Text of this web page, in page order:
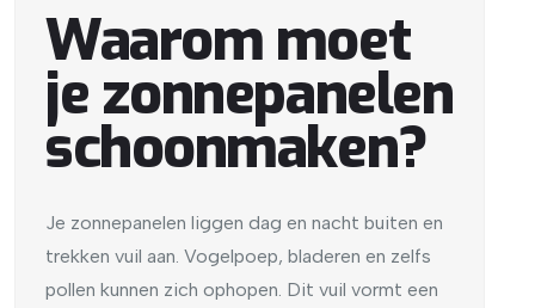
Waarom moet
je zonnepanelen
schoonmaken?
Je zonnepanelen liggen dag en nacht buiten en
trekken vuil aan. Vogelpoep, bladeren en zelfs
pollen kunnen zich ophopen. Dit vuil vormt een